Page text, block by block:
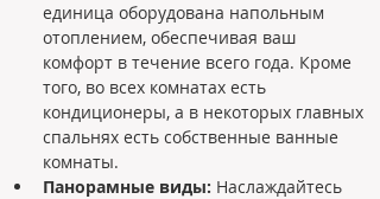
единица оборудована напольным
отоплением, обеспечивая ваш
комфорт в течение всего года. Кроме
того, во всех комнатах есть
кондиционеры, а в некоторых главных
спальнях есть собственные ванные
комнаты.
Панорамные виды: Наслаждайтесь